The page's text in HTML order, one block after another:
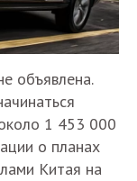
объявлена.
1 453 000
о планах
Китая на